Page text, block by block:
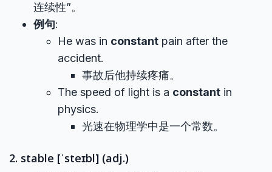
连续性”。
例句:
He was in constant pain after the
accident.
事故后他持续疼痛。
The speed of light is a constant in
physics.
光速在物理学中是一个常数。
2. stable [ˈsteɪbl] (adj.)